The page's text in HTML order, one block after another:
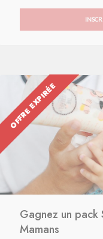
OFFRE EXPIRÉE
Gagnez un pack
Mamans